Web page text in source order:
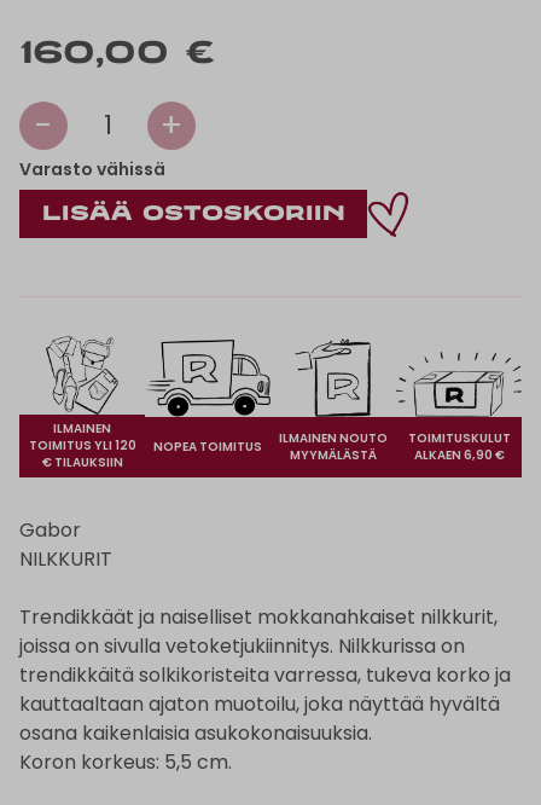
160,00 €
- 1 +
Varasto vähissä
ILMAINEN
TOIMITUS YLI 120
€ TILAUKSIIN
NOPEA TOIMITUS
ILMAINEN NOUTO
MYYMÄLÄSTÄ
TOIMITUSKULUT
ALKAEN 6,90 €
Gabor
NILKKURIT
Trendikkäät ja naiselliset mokkanahkaiset nilkkurit,
joissa on sivulla vetoketjukiinnitys. Nilkkurissa on
trendikkäitä solkikoristeita varressa, tukeva korko ja
kauttaaltaan ajaton muotoilu, joka näyttää hyvältä
osana kaikenlaisia asukokonaisuuksia.
Koron korkeus: 5,5 cm.